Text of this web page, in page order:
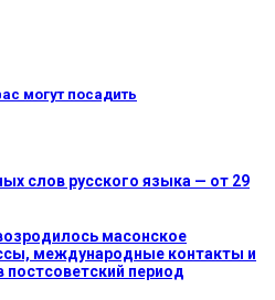
могут посадить
слов русского языка — от 29
масонское
международные контакты и
период